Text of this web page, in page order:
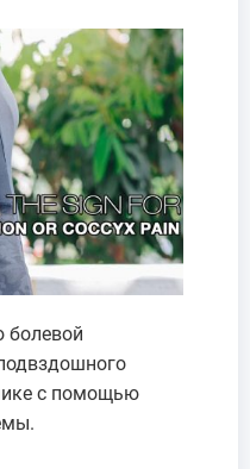
болевой
с помощью